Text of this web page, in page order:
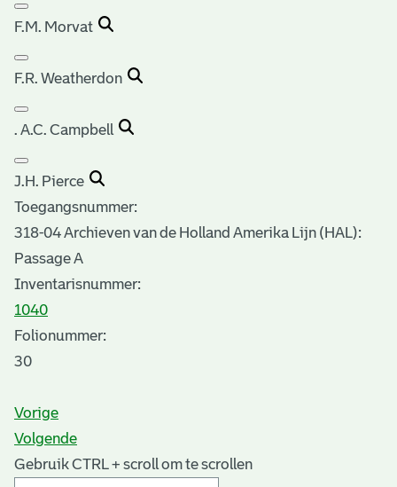
F.M. Morvat
F.R. Weatherdon
. A.C. Campbell
J.H. Pierce
Toegangsnummer:
318-04 Archieven van de Holland Amerika Lijn (HAL):
Passage A
Inventarisnummer:
1040
Folionummer:
30
Vorige
Volgende
Gebruik CTRL + scroll om te scrollen